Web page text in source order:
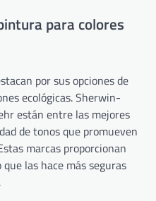
para colores
por sus opciones de
ecológicas. Sherwin-
están entre las mejores
de tonos que promueven
marcas proporcionan
las hace más seguras